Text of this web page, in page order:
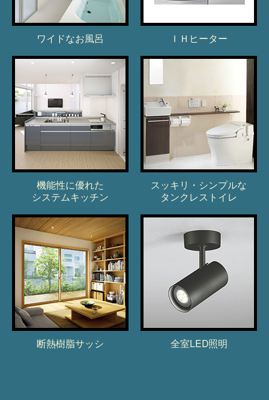
ワイドなお風呂 ＩＨヒーター
機能性に優れた
システムキッチン
スッキリ・シンプルな
タンクレストイレ
断熱樹脂サッシ 全室LED照明